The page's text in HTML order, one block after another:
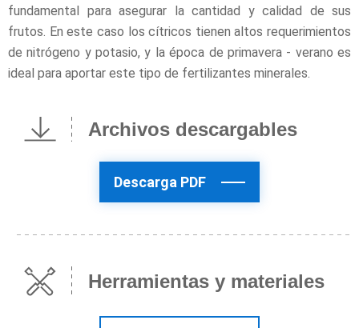
fundamental para asegurar la cantidad y calidad de sus
frutos. En este caso los cítricos tienen altos requerimientos
de nitrógeno y potasio, y la época de primavera - verano es
ideal para aportar este tipo de fertilizantes minerales.
Archivos descargables
Descarga PDF
Herramientas y materiales